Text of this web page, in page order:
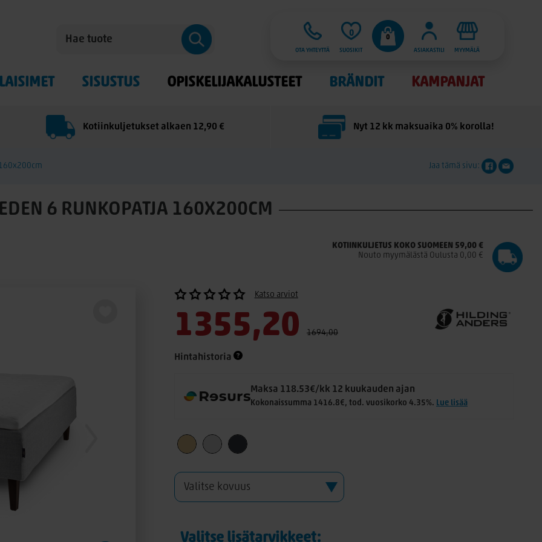
OTA YHTEYTTÄ
0
SUOSIKIT
0
ASIAKASTILI
MYYMÄLÄ
SISUSTUS OPISKELIJAKALUSTEET BRÄNDIT KAMPANJAT
Kotiinkuljetukset alkaen 12,90 € Nyt 12 kk maksuaika 0% korolla!
Jaa tämä sivu:
6 RUNKOPATJA 160X200CM
KOTIINKULJETUS KOKO SUOMEEN 59,00 €
Nouto myymälästä Oulusta 0,00 €
Katso arviot
1355,20 1694,00
Hintahistoria
Maksa 118.53€/kk 12 kuukauden ajan
Kokonaissumma 1416.8€, tod. vuosikorko 4.35%. Lue lisää
Valitse lisätarvikkeet: